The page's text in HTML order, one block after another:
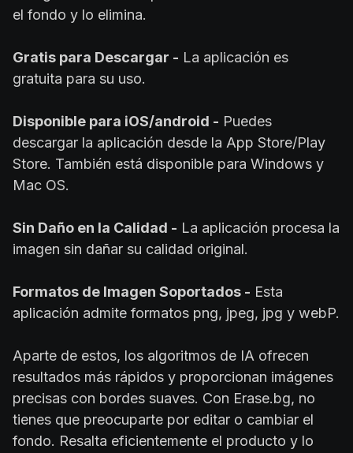
el fondo y lo elimina.
Gratis para Descargar - La aplicación es
gratuita para su uso.
Disponible para iOS/android - Puedes
descargar la aplicación desde la App Store/Play
Store. También está disponible para Windows y
Mac OS.
Sin Daño en la Calidad - La aplicación procesa la
imagen sin dañar su calidad original.
Formatos de Imagen Soportados - Esta
aplicación admite formatos png, jpeg, jpg y webP.
Aparte de estos, los algoritmos de IA ofrecen
resultados más rápidos y proporcionan imágenes
precisas con bordes suaves. Con Erase.bg, no
tienes que preocuparte por editar o cambiar el
fondo. Resalta eficientemente el producto y lo